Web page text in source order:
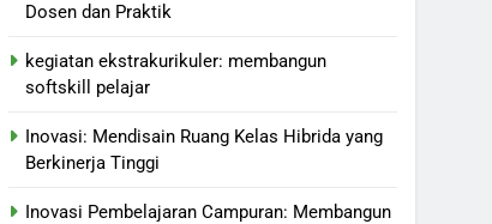
Dosen dan Praktik
kegiatan ekstrakurikuler: membangun
softskill pelajar
Inovasi: Mendisain Ruang Kelas Hibrida yang
Berkinerja Tinggi
Inovasi Pembelajaran Campuran: Membangun